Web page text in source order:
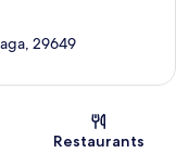
29649
Restaurants